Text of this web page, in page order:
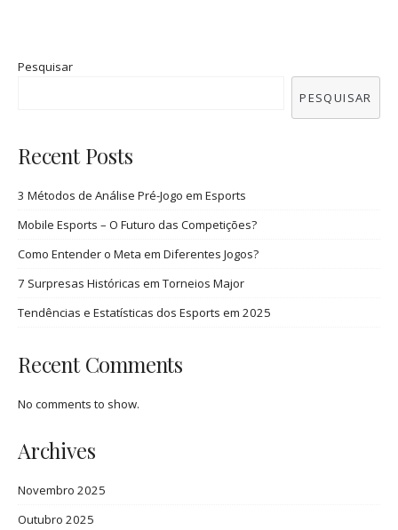
Pesquisar
PESQUISAR
Recent Posts
3 Métodos de Análise Pré-Jogo em Esports
Mobile Esports – O Futuro das Competições?
Como Entender o Meta em Diferentes Jogos?
7 Surpresas Históricas em Torneios Major
Tendências e Estatísticas dos Esports em 2025
Recent Comments
No comments to show.
Archives
Novembro 2025
Outubro 2025